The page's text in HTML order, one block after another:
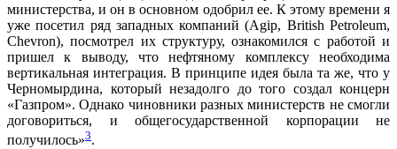
министерства, и он в основном одобрил ее. К этому времени я
уже посетил ряд западных компаний (Agip, British Petroleum,
Chevron), посмотрел их структуру, ознакомился с работой и
пришел к выводу, что нефтяному комплексу необходима
вертикальная интеграция. В принципе идея была та же, что у
Черномырдина, который незадолго до того создал концерн
«Газпром». Однако чиновники разных министерств не смогли
договориться, и общегосударственной корпорации не
получилось»3.